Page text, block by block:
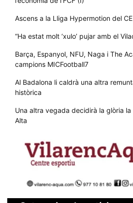
Ascens a la Lliga Hypermotion del
“Ha estat molt ‘xulo’ pujar amb el
Barça, Espanyol, NFU, Naga i The
campions MICFootball7
Al Badalona li caldrà una altra
històrica
Una altra vegada decidirà la glòria la
Alta